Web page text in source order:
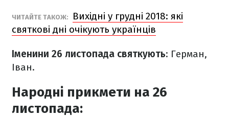
ЧИТАЙТЕ ТАКОЖ:
Вихідні у грудні 2018: які
святкові дні очікують українців
Іменини 26 листопада святкують: Герман,
Іван.
Народні прикмети на 26
листопада: